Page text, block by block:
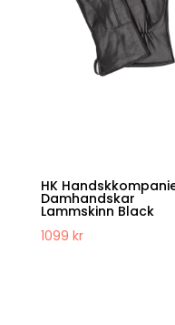
HK
Damhandskar
Lammskinn Black
1099 kr